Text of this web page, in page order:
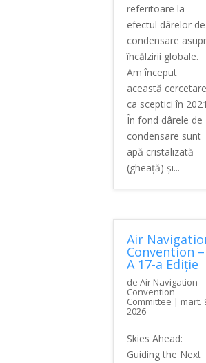
referitoare la
efectul dârelor de
condensare
încălzirii globale.
Am început
această cercetare
ca sceptici în
În fond dârele de
condensare sunt
apă cristalizată
(gheață) și...
Air
Convention –
A 17-a Ediție
de Air Navigation
Convention
Committee | mart.
2026
Skies Ahead:
Guiding the Next